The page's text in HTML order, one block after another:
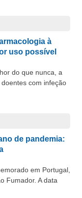
à
uso possível
do que nunca, a
com infeção
de pandemia:
em Portugal,
Fumador. A data